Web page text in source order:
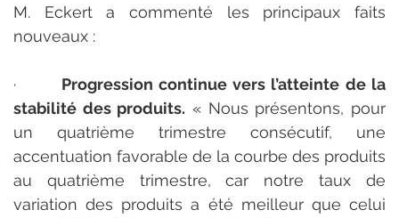
M. Eckert a commenté les principaux faits
nouveaux :
· Progression continue vers l’atteinte de la
stabilité des produits. « Nous présentons, pour
un quatrième trimestre consécutif, une
accentuation favorable de la courbe des produits
au quatrième trimestre, car notre taux de
variation des produits a été meilleur que celui